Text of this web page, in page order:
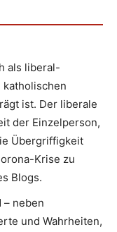
als liberal-
ist. Der liberale
der Einzelperson,
Übergriffigkeit
Krise zu
Blogs.
– neben
und Wahrheiten,